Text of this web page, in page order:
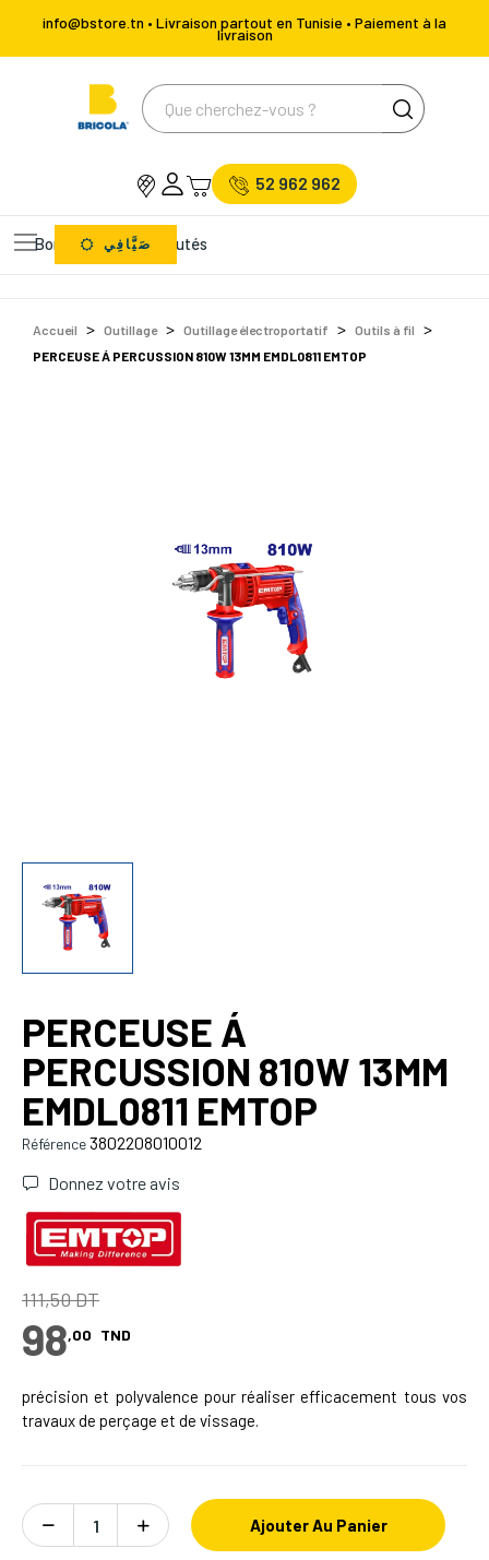
info@bstore.tn • Livraison partout en Tunisie • Paiement à la
livraison
52 962 962
Bons Plans Nouveautés
صَيَّافِي
Accueil Outillage Outillage électroportatif
Outils à fil
PERCEUSE Á PERCUSSION 810W 13MM EMDL0811 EMTOP
PERCEUSE Á
PERCUSSION 810W 13MM
EMDL0811 EMTOP
Référence3802208010012
Donnez votre avis
111,50 DT
98,00 TND
précision et polyvalence pour réaliser efficacement tous vos
travaux de perçage et de vissage.
Ajouter Au Panier